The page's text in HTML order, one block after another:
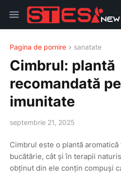
Pagina de pornire sanatate
Cimbrul: plantă
recomandată
imunitate
septembrie 21, 2025
Cimbrul este o plantă
bucătărie, cât și în terapii
obținut din ele conțin compuși